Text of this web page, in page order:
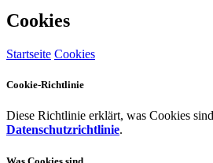
Cookies
Startseite Cookies
Cookie-Richtlinie
Diese Richtlinie erklärt, was Cookies
Datenschutzrichtlinie.